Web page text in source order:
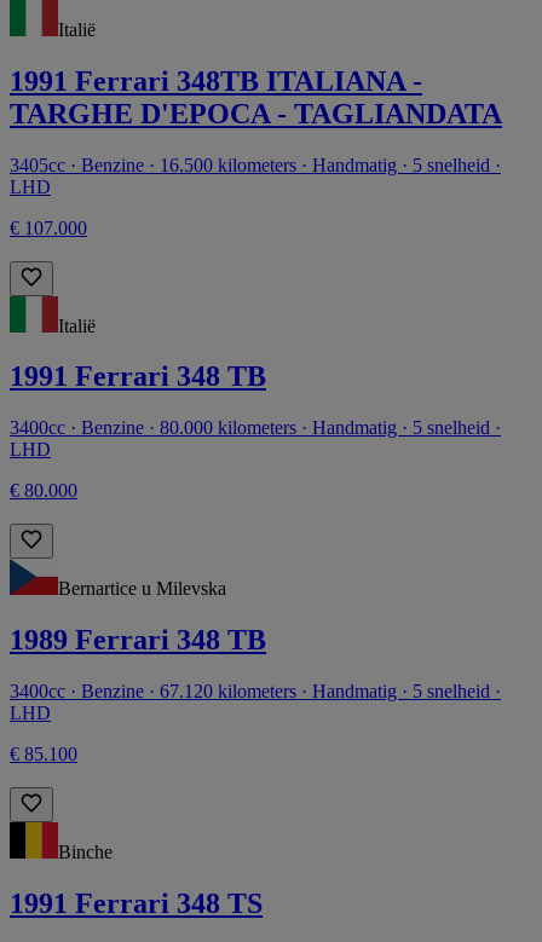
Italië
1991 Ferrari 348TB ITALIANA -
TARGHE D'EPOCA - TAGLIANDATA
3405cc · Benzine · 16.500 kilometers · Handmatig · 5 snelheid ·
LHD
€ 107.000
Italië
1991 Ferrari 348 TB
3400cc · Benzine · 80.000 kilometers · Handmatig · 5 snelheid ·
LHD
€ 80.000
Bernartice u Milevska
1989 Ferrari 348 TB
3400cc · Benzine · 67.120 kilometers · Handmatig · 5 snelheid ·
LHD
€ 85.100
Binche
1991 Ferrari 348 TS